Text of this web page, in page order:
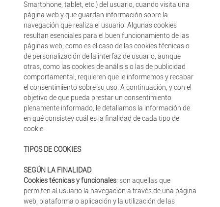
Smartphone, tablet, etc.) del usuario, cuando visita una
página web y que guardan información sobre la
navegación que realiza el usuario. Algunas cookies
resultan esenciales para el buen funcionamiento de las
páginas web, como es el caso de las cookies técnicas o
de personalización de la interfaz de usuario, aunque
otras, como las cookies de análisis o las de publicidad
comportamental, requieren que le informemos y recabar
el consentimiento sobre su uso. A continuación, y con el
objetivo de que pueda prestar un consentimiento
plenamente informado, le detallamos la información de
en qué consistey cuál es la finalidad de cada tipo de
cookie.
TIPOS DE COOKIES
SEGÚN LA FINALIDAD
Cookies técnicas y funcionales: son aquellas que
permiten al usuario la navegación a través de una página
web, plataforma o aplicación y la utilización de las